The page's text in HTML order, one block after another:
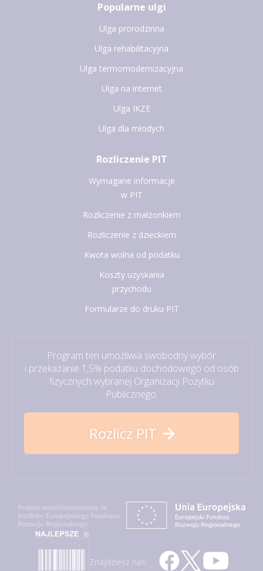
Popularne ulgi
Ulga prorodzinna
Ulga rehabilitacyjna
Ulga termomodernizacyjna
Ulga na internet
Ulga IKZE
Ulga dla młodych
Rozliczenie PIT
Wymagane informacje
w PIT
Rozliczenie z małżonkiem
Rozliczenie z dzieckiem
Kwota wolna od podatku
Koszty uzyskania
przychodu
Formularze do druku PIT
Program ten umożliwia swobodny wybór
i przekazanie 1,5% podatku dochodowego od osób
fizycznych wybranej Organizacji Pożytku
Publicznego.
Rozlicz PIT
Znajdziesz nas: